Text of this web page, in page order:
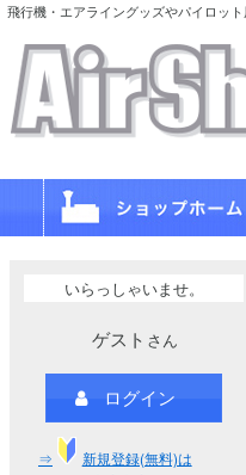
飛行機・エアライングッズやパイロット
いらっしゃいませ。
ゲスト さん
ログイン
⇒
新規登録(無料)は